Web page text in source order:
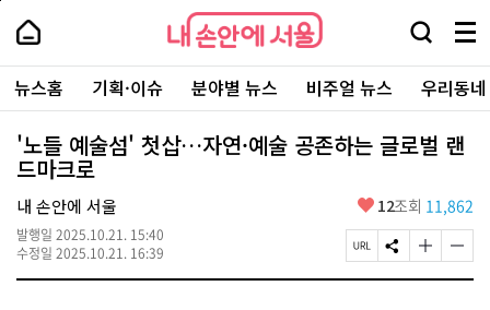
본
로
가
내
손
안
에
서
울
-
서
울
시
대
표
소
통
포
내
손
에
울
검
창
열
기
메
뉴
전
체
보
기
주
요
서
뉴스홈 기획·이슈 분야별 뉴스 비주얼 뉴스 우리동
'노들 예술섬' 첫삽…자연·예술 공존하는 글로벌 랜
드마크로
내 손안에 서울
발행일 2025.10.21. 15:40
수정일 2025.10.21. 16:39
좋
요
12조회 11,862
페
이
S
N
글
자
글
자
페
상
단
로